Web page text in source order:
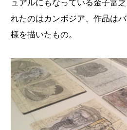
れたのはカンボジア、作品は
様を描いたもの。